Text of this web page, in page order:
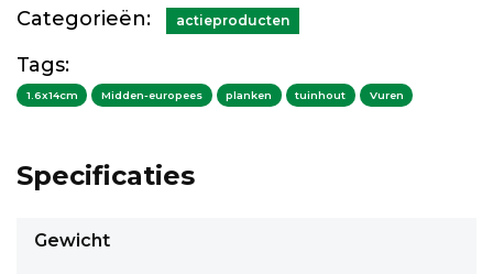
Categorieën: actieproducten
Tags:
1.6x14cm Midden-europees planken tuinhout Vuren
Specificaties
Gewicht